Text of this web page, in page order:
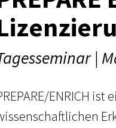
|
ENRICH